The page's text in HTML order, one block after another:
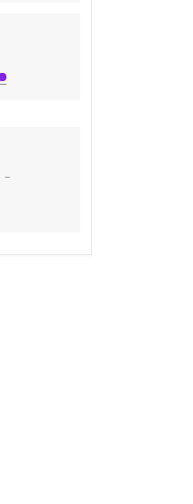
-